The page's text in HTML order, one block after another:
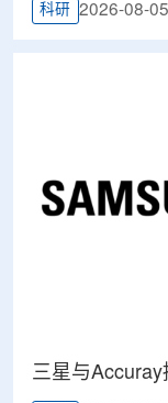
科研 2026-08-05
三星与